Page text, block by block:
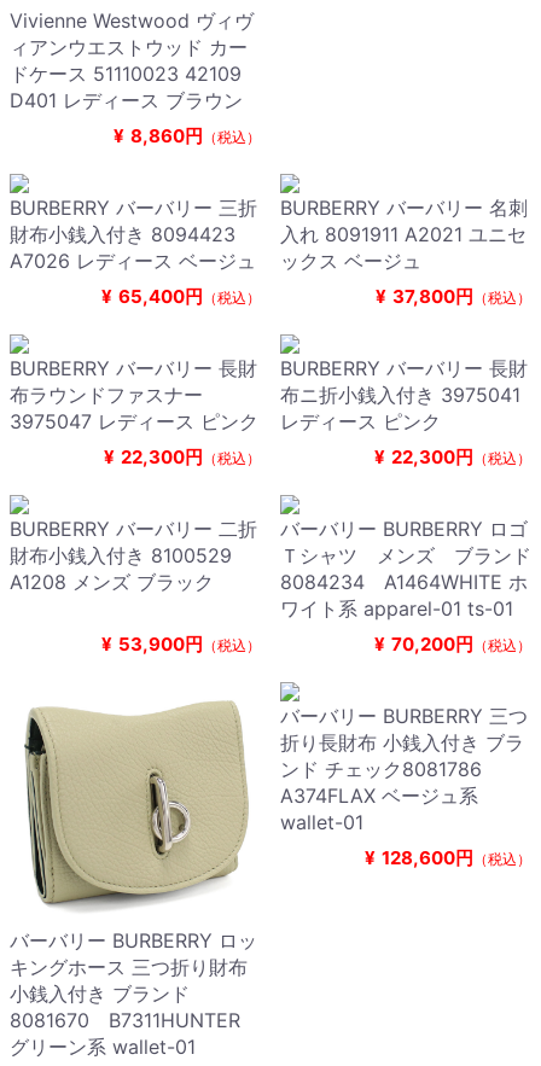
Vivienne Westwood ヴィヴ
ィアンウエストウッド カー
ドケース 51110023 42109
D401 レディース ブラウン
¥ 8,860円 （税込）
BURBERRY バーバリー 三折
財布小銭入付き 8094423
A7026 レディース ベージュ
¥ 65,400円 （税込）
BURBERRY バーバリー 名刺
入れ 8091911 A2021 ユニセ
ックス ベージュ
¥ 37,800円 （税込）
BURBERRY バーバリー 長財
布ラウンドファスナー
3975047 レディース ピンク
¥ 22,300円 （税込）
BURBERRY バーバリー 長財
布ニ折小銭入付き 3975041
レディース ピンク
¥ 22,300円 （税込）
BURBERRY バーバリー 二折
財布小銭入付き 8100529
A1208 メンズ ブラック
¥ 53,900円 （税込）
バーバリー BURBERRY ロゴ
Ｔシャツ メンズ ブランド
8084234 A1464WHITE ホ
ワイト系 apparel-01 ts-01
¥ 70,200円 （税込）
バーバリー BURBERRY ロッ
キングホース 三つ折り財布
小銭入付き ブランド
8081670 B7311HUNTER
グリーン系 wallet-01
バーバリー BURBERRY 三つ
折り長財布 小銭入付き ブラ
ンド チェック8081786
A374FLAX ベージュ系
wallet-01
¥ 128,600円 （税込）